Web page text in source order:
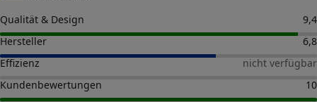
Qualität & Design
9,4
Hersteller
6,8
Effizienz
nicht verfügbar
Kundenbewertungen
10